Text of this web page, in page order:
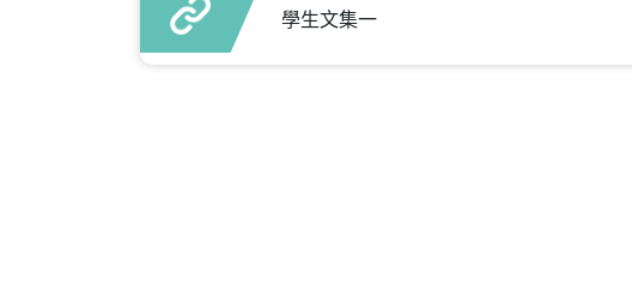
學生文集一